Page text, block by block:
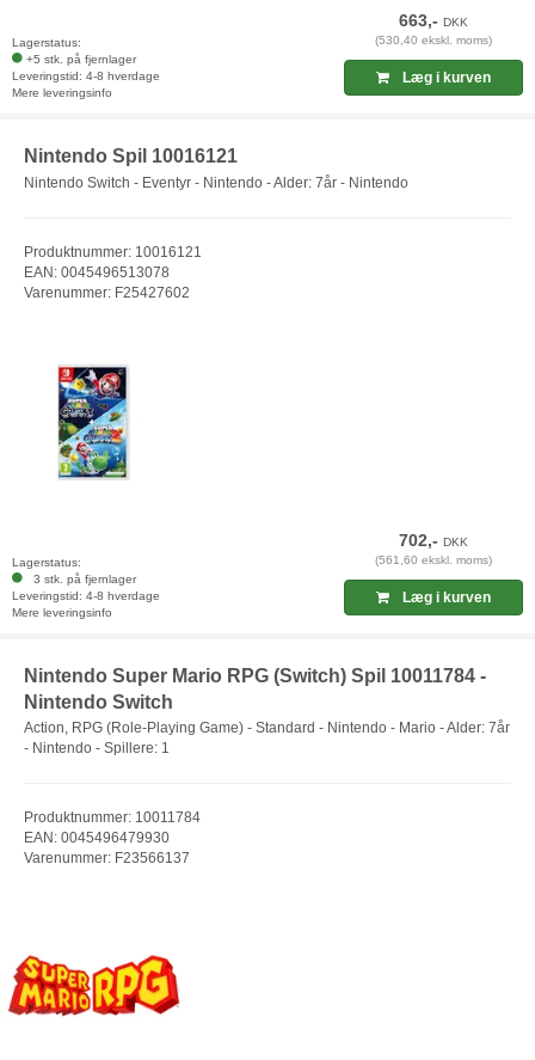
Lagerstatus:
+5 stk. på fjernlager
Leveringstid: 4-8 hverdage
Mere leveringsinfo
663,-DKK
(530,40 ekskl. moms)
Læg i kurven
Nintendo Spil 10016121
Nintendo Switch - Eventyr - Nintendo - Alder: 7år - Nintendo
Produktnummer: 10016121
EAN: 0045496513078
Varenummer: F25427602
Lagerstatus:
3 stk. på fjernlager
Leveringstid: 4-8 hverdage
Mere leveringsinfo
702,-DKK
(561,60 ekskl. moms)
Læg i kurven
Nintendo Super Mario RPG (Switch) Spil 10011784 -
Nintendo Switch
Action, RPG (Role-Playing Game) - Standard - Nintendo - Mario - Alder: 7år
- Nintendo - Spillere: 1
Produktnummer: 10011784
EAN: 0045496479930
Varenummer: F23566137